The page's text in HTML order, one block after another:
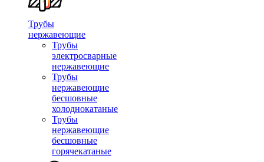
Трубы
нержавеющие
Трубы
электросварные
нержавеющие
Трубы
нержавеющие
бесшовные
холоднокатаные
Трубы
нержавеющие
бесшовные
горячекатаные